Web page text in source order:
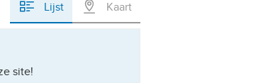
Lijst Kaart
site!